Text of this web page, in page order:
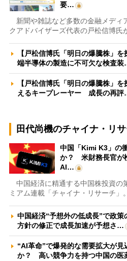
要…
新聞や雑誌など多数の金融メディ
クアドバイザーズ代表の戸松信博氏
【戸松信博氏「明日の爆騰株」
端半導体の製造に不可欠な検査
【戸松信博氏「明日の爆騰株」
えるキープレーヤー 成長の再
田代尚機のチャイナ・リ
中国「Kimi K3」の
か？ 米財務長官が
AI…
中国経済に精通する中国株投資の
ミアム連載「チャイナ・リサーチ」
中国経済“予想外の低成長”で政
方針の修正で成長加速が予想さ…
“AI革命”で爆発的な需要拡大が
か？ 高い競争力を持つ中国の